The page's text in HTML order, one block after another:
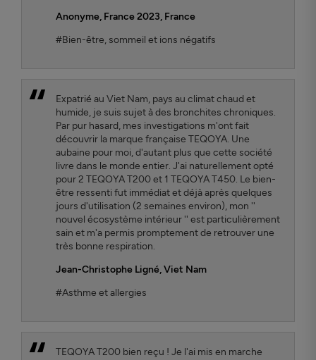
Anonyme, France 2023, France
#Bien-être, sommeil et ions négatifs
Expatrié au Viet Nam, pays au climat chaud et
humide, je suis sujet à des bronchites chroniques.
Par pur hasard, mes investigations m'ont fait
découvrir la marque française TEQOYA. Une
aubaine pour moi, d'autant plus que cette société
livre dans le monde entier. J'ai naturellement opté
pour 2 TEQOYA T200 et 1 TEQOYA T450. Le bien-
être ressenti fut immédiat et déjà après quelques
jours d'utilisation (2 semaines environ), mon ''
nouvel écosystème intérieur '' est particulièrement
sain et m'a permis promptement de retrouver une
très bonne respiration.
Jean-Christophe Ligné, Viet Nam
#Asthme et allergies
TEQOYA T200 bien reçu ! Je l'ai mis en marche